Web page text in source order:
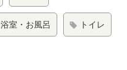
浴室・お風呂 トイレ